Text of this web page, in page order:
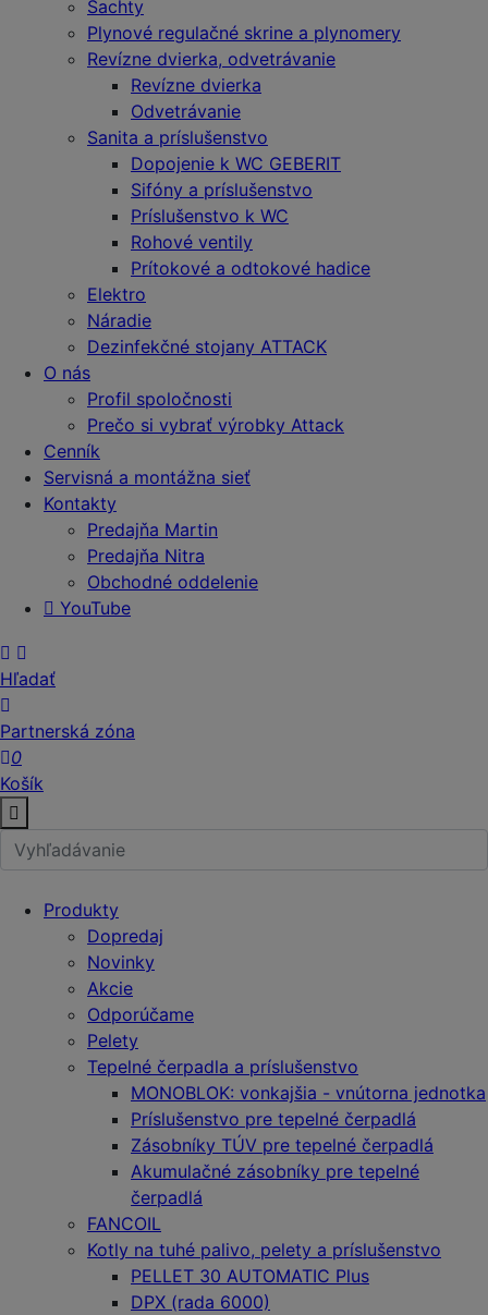
Šachty
Plynové regulačné skrine a plynomery
Revízne dvierka, odvetrávanie
Revízne dvierka
Odvetrávanie
Sanita a príslušenstvo
Dopojenie k WC GEBERIT
Sifóny a príslušenstvo
Príslušenstvo k WC
Rohové ventily
Prítokové a odtokové hadice
Elektro
Náradie
Dezinfekčné stojany ATTACK
O nás
Profil spoločnosti
Prečo si vybrať výrobky Attack
Cenník
Servisná a montážna sieť
Kontakty
Predajňa Martin
Predajňa Nitra
Obchodné oddelenie
YouTube
Hľadať
Partnerská zóna
0
Košík
Produkty
Dopredaj
Novinky
Akcie
Odporúčame
Pelety
Tepelné čerpadla a príslušenstvo
MONOBLOK: vonkajšia - vnútorna jednotka
Príslušenstvo pre tepelné čerpadlá
Zásobníky TÚV pre tepelné čerpadlá
Akumulačné zásobníky pre tepelné
čerpadlá
FANCOIL
Kotly na tuhé palivo, pelety a príslušenstvo
PELLET 30 AUTOMATIC Plus
DPX (rada 6000)